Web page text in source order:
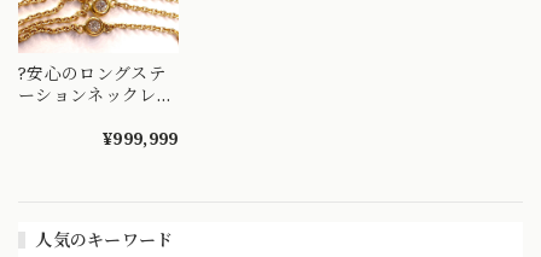
人気のキーワード
?安心のロングステ
ーションネックレス
¥999,999